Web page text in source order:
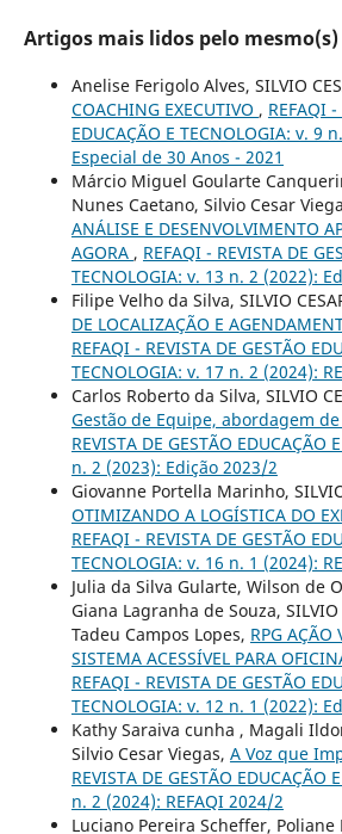
Artigos mais lidos pelo
Anelise Ferigolo Alves, SILVIO
COACHING EXECUTIVO , REFAQI -
EDUCAÇÃO E TECNOLOGIA: v. 9
Especial de 30 Anos - 2021
Márcio Miguel Goularte
Nunes Caetano, Silvio Cesar
ANÁLISE E DESENVOLVIMENTO
AGORA , REFAQI - REVISTA DE
TECNOLOGIA: v. 13 n. 2 (2022):
Filipe Velho da Silva, SILVIO
DE LOCALIZAÇÃO E
REFAQI - REVISTA DE GESTÃO
TECNOLOGIA: v. 17 n. 2 (2024):
Carlos Roberto da Silva, SILVIO
Gestão de Equipe, abordagem
REVISTA DE GESTÃO EDUCAÇÃO
n. 2 (2023): Edição 2023/2
Giovanne Portella Marinho, SILVIO
OTIMIZANDO A LOGÍSTICA DO
REFAQI - REVISTA DE GESTÃO
TECNOLOGIA: v. 16 n. 1 (2024):
Julia da Silva Gularte, Wilson de
Giana Lagranha de Souza, SILVIO
Tadeu Campos Lopes, RPG AÇÃO
SISTEMA ACESSÍVEL PARA
REFAQI - REVISTA DE GESTÃO
TECNOLOGIA: v. 12 n. 1 (2022):
Kathy Saraiva cunha , Magali
Silvio Cesar Viegas, A Voz que
REVISTA DE GESTÃO EDUCAÇÃO
n. 2 (2024): REFAQI 2024/2
Luciano Pereira Scheffer,